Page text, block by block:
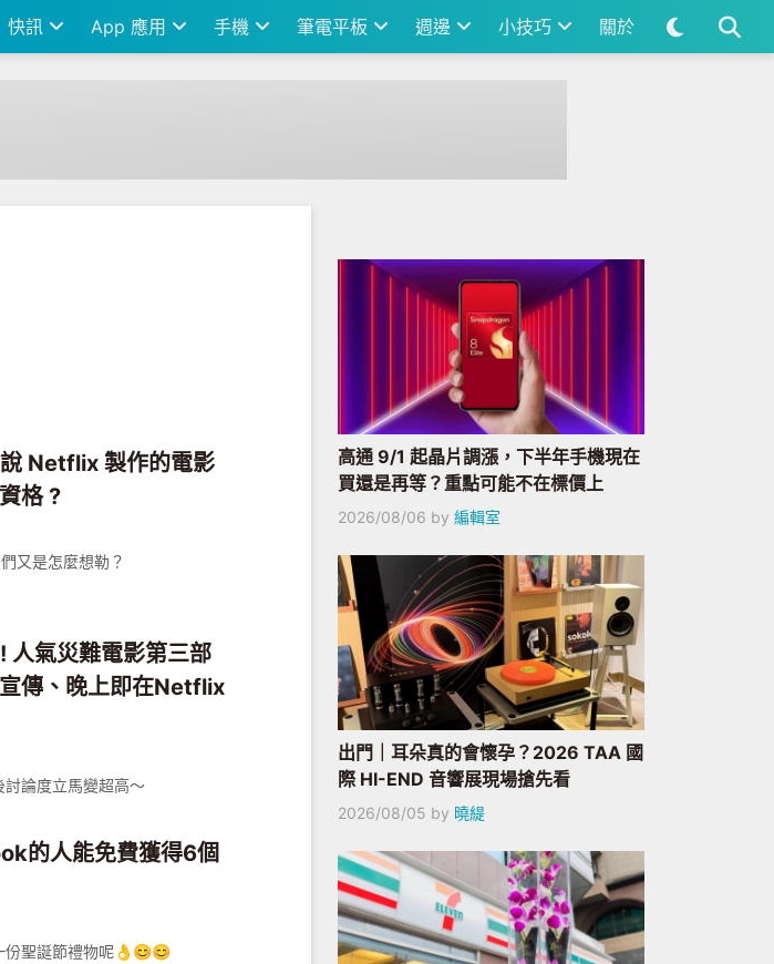
快訊 App 應用 手機 筆電平板 週邊 小技巧 關於
Netflix 製作的電影
格 ?
又是怎麼想勒？
人氣災難電影第三部
宣傳、晚上即在Netflix
論度立馬變超高～
的人能免費獲得6個
份聖誕節禮物呢👌😊😊
高通 9/1 起晶片調漲，下半年手機現在
買還是再等？重點可能不在標價上
2026/08/06 by 編輯室
出門｜耳朵真的會懷孕？2026 TAA 國
際 HI-END 音響展現場搶先看
2026/08/05 by 曉緹